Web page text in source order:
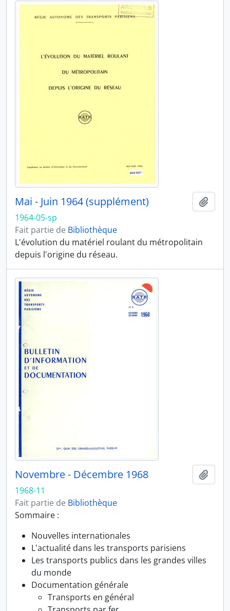
Mai - Juin 1964 (supplément)
1964-05-sp
Fait partie de Bibliothèque
L'évolution du matériel roulant du métropolitain
depuis l'origine du réseau.
Novembre - Décembre 1968
1968-11
Fait partie de Bibliothèque
Sommaire :
Nouvelles internationales
L'actualité dans les transports parisiens
Les transports publics dans les grandes villes
du monde
Documentation générale
Transports en général